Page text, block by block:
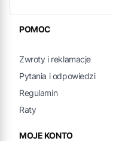
Linki w stopce
POMOC
Zwroty i reklamacje
Pytania i odpowiedzi
Regulamin
Raty
MOJE KONTO